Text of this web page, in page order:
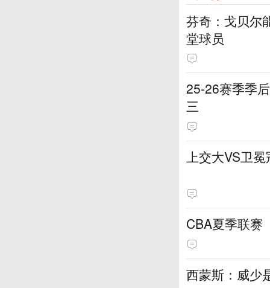
芬奇：戈贝尔
堂球员
25-26赛季季
三
上交大VS卫
CBA夏季联赛
西蒙斯：威少